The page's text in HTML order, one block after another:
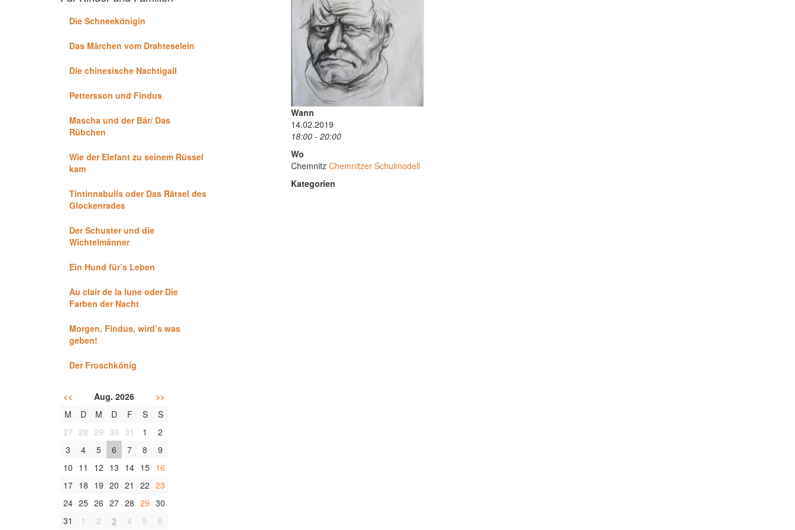
Die Schneekönigin
Das Märchen vom Drahteselein
Die chinesische Nachtigall
Pettersson und Findus
Mascha und der Bär/ Das
Rübchen
Wie der Elefant zu seinem Rüssel
kam
Tintinnabulis oder Das Rätsel des
Glockenrades
Der Schuster und die
Wichtelmänner
Ein Hund für’s Leben
Au clair de la lune oder Die
Farben der Nacht
Morgen, Findus, wird’s was
geben!
Der Froschkönig
<< Aug. 2026
>>
M
D M D F S
S
27 28 29 30 31 1
2
3
4 5 6 7 8
9
10 11 12 13 14 15 16
17 18 19 20 21 22 23
24 25 26 27 28 29 30
31
1 2 3 4 5 6
Wann
14.02.2019
18:00 - 20:00
Wo
Chemnitz Chemnitzer Schulmodell
Kategorien